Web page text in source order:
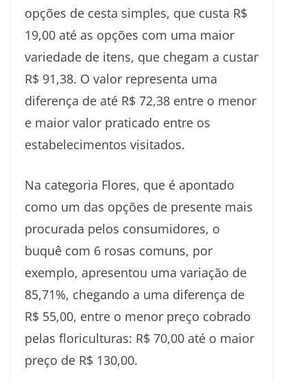
opções de cesta simples, que custa R$
19,00 até as opções com uma maior
variedade de itens, que chegam a custar
R$ 91,38. O valor representa uma
diferença de até R$ 72,38 entre o menor
e maior valor praticado entre os
estabelecimentos visitados.
Na categoria Flores, que é apontado
como um das opções de presente mais
procurada pelos consumidores, o
buquê com 6 rosas comuns, por
exemplo, apresentou uma variação de
85,71%, chegando a uma diferença de
R$ 55,00, entre o menor preço cobrado
pelas floriculturas: R$ 70,00 até o maior
preço de R$ 130,00.